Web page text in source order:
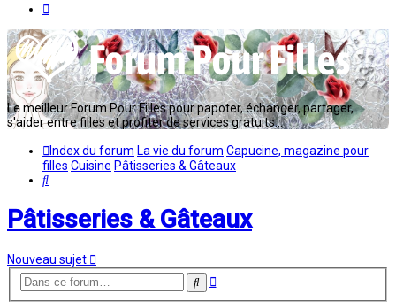
Le meilleur Forum Pour Filles pour papoter, échanger, partager,
s'aider entre filles et profiter de services gratuits...
Index du forum La vie du forum Capucine, magazine pour
filles Cuisine Pâtisseries & Gâteaux
Rechercher
Pâtisseries & Gâteaux
Nouveau sujet
Rechercher
Recherche